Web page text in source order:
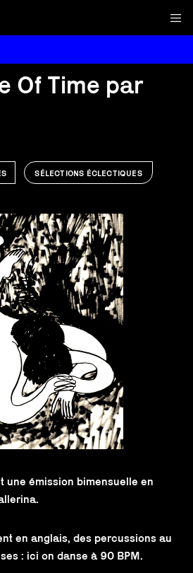
Of Time par
SÉLECTIONS ÉCLECTIQUES
une émission bimensuelle en
en anglais, des percussions au
: ici on danse à 90 BPM.